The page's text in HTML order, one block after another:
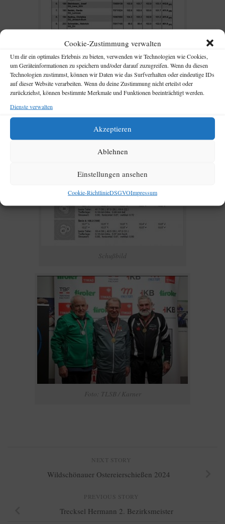
Cookie-Zustimmung verwalten
Um dir ein optimales Erlebnis zu bieten, verwenden wir Technologien wie Cookies,
um Geräteinformationen zu speichern und/oder darauf zuzugreifen. Wenn du diesen
Technologien zustimmst, können wir Daten wie das Surfverhalten oder eindeutige IDs
auf dieser Website verarbeiten. Wenn du deine Zustimmung nicht erteilst oder
zurückziehst, können bestimmte Merkmale und Funktionen beeinträchtigt werden.
Dienste verwalten
Akzeptieren
Ablehnen
Einstellungen ansehen
Cookie-RichtlinieDSGVOImpressum
Ergebnisliste Senioren 3
Schußbild
Foto: TLSB / Karner
NEXT STORY
Wildschönauer Ostereierschießen 2024
PREVIOUS STORY
Trecksel Hermann 2. Bezirksmeister